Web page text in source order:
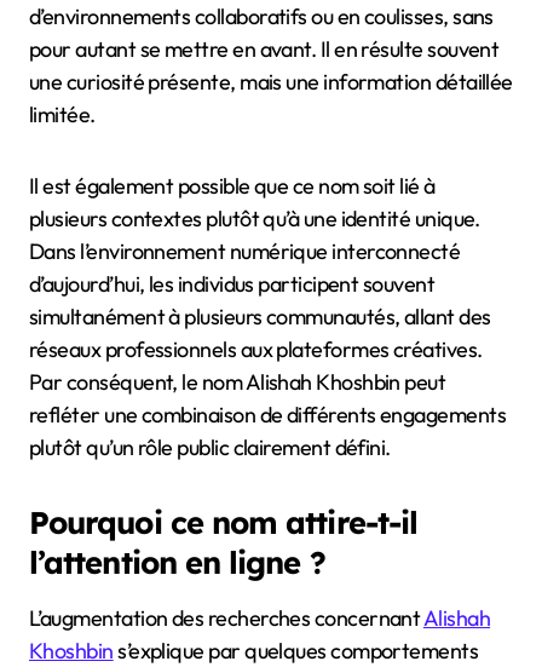
d’environnements collaboratifs ou en coulisses, sans
pour autant se mettre en avant. Il en résulte souvent
une curiosité présente, mais une information détaillée
limitée.
Il est également possible que ce nom soit lié à
plusieurs contextes plutôt qu’à une identité unique.
Dans l’environnement numérique interconnecté
d’aujourd’hui, les individus participent souvent
simultanément à plusieurs communautés, allant des
réseaux professionnels aux plateformes créatives.
Par conséquent, le nom Alishah Khoshbin peut
refléter une combinaison de différents engagements
plutôt qu’un rôle public clairement défini.
Pourquoi ce nom attire-t-il
l’attention en ligne ?
L’augmentation des recherches concernantAlishah
Khoshbins’explique par quelques comportements